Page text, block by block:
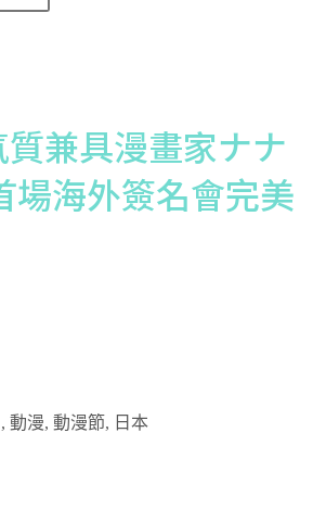
兼具漫畫家ナナ
場海外簽名會完美
, 動漫, 動漫節, 日本